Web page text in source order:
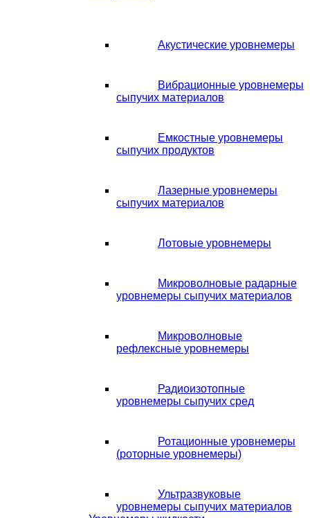
Акустические уровнемеры
Вибрационные уровнемеры
сыпучих материалов
Емкостные уровнемеры
сыпучих продуктов
Лазерные уровнемеры
сыпучих материалов
Лотовые уровнемеры
Микроволновые радарные
уровнемеры сыпучих материалов
Микроволновые
рефлексные уровнемеры
Радиоизотопные
уровнемеры сыпучих сред
Ротационные уровнемеры
(роторные уровнемеры)
Ультразвуковые
уровнемеры сыпучих материалов